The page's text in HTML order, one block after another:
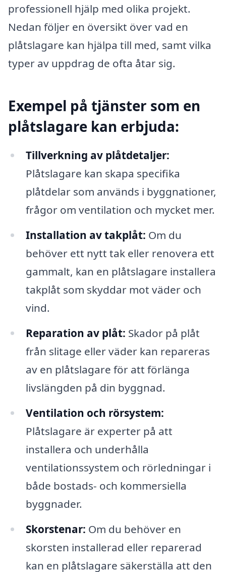
professionell hjälp med olika projekt.
Nedan följer en översikt över vad en
plåtslagare kan hjälpa till med, samt vilka
typer av uppdrag de ofta åtar sig.
Exempel på tjänster som en
plåtslagare kan erbjuda:
Tillverkning av plåtdetaljer:
Plåtslagare kan skapa specifika
plåtdelar som används i byggnationer,
frågor om ventilation och mycket mer.
Installation av takplåt: Om du
behöver ett nytt tak eller renovera ett
gammalt, kan en plåtslagare installera
takplåt som skyddar mot väder och
vind.
Reparation av plåt: Skador på plåt
från slitage eller väder kan repareras
av en plåtslagare för att förlänga
livslängden på din byggnad.
Ventilation och rörsystem:
Plåtslagare är experter på att
installera och underhålla
ventilationssystem och rörledningar i
både bostads- och kommersiella
byggnader.
Skorstenar: Om du behöver en
skorsten installerad eller reparerad
kan en plåtslagare säkerställa att den